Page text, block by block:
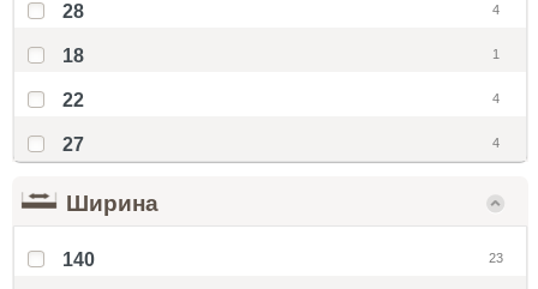
28 4
18 1
22 4
27 4
Ширина
140 23